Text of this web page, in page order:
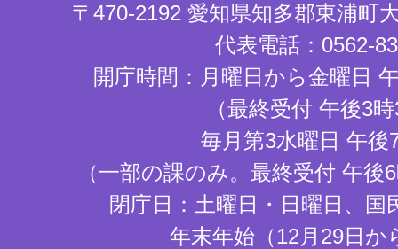
〒470-2192 愛知県知多郡東浦町
代表電話：0562-
開庁時間：月曜日から金曜日
（最終受付 午後3
毎月第3水曜日 午後
（一部の課のみ。最終受付 午
閉庁日：土曜日・日曜日、国
年末年始（12月29日か